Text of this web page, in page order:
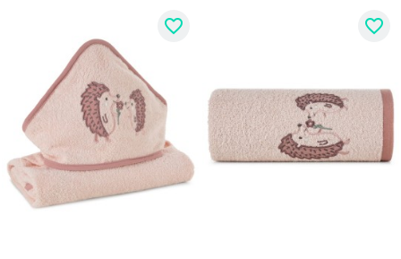
favorite_border favorite_border